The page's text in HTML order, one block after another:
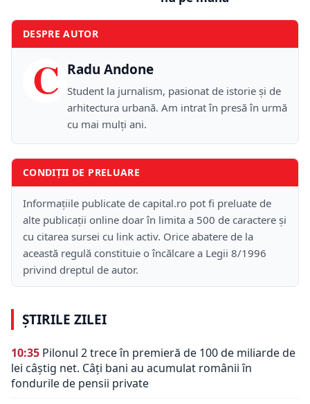
DESPRE AUTOR
C Radu Andone
Student la jurnalism, pasionat de istorie și de
arhitectura urbană. Am intrat în presă în urmă
cu mai mulți ani.
CONDIȚII DE PRELUARE
Informațiile publicate de capital.ro pot fi preluate de
alte publicații online doar în limita a 500 de caractere și
cu citarea sursei cu link activ. Orice abatere de la
această regulă constituie o încălcare a Legii 8/1996
privind dreptul de autor.
ȘTIRILE ZILEI
10:35 Pilonul 2 trece în premieră de 100 de miliarde de
lei câștig net. Câți bani au acumulat românii în
fondurile de pensii private